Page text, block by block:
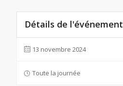
Détails de l'événement
13 novembre 2024
Toute la journée